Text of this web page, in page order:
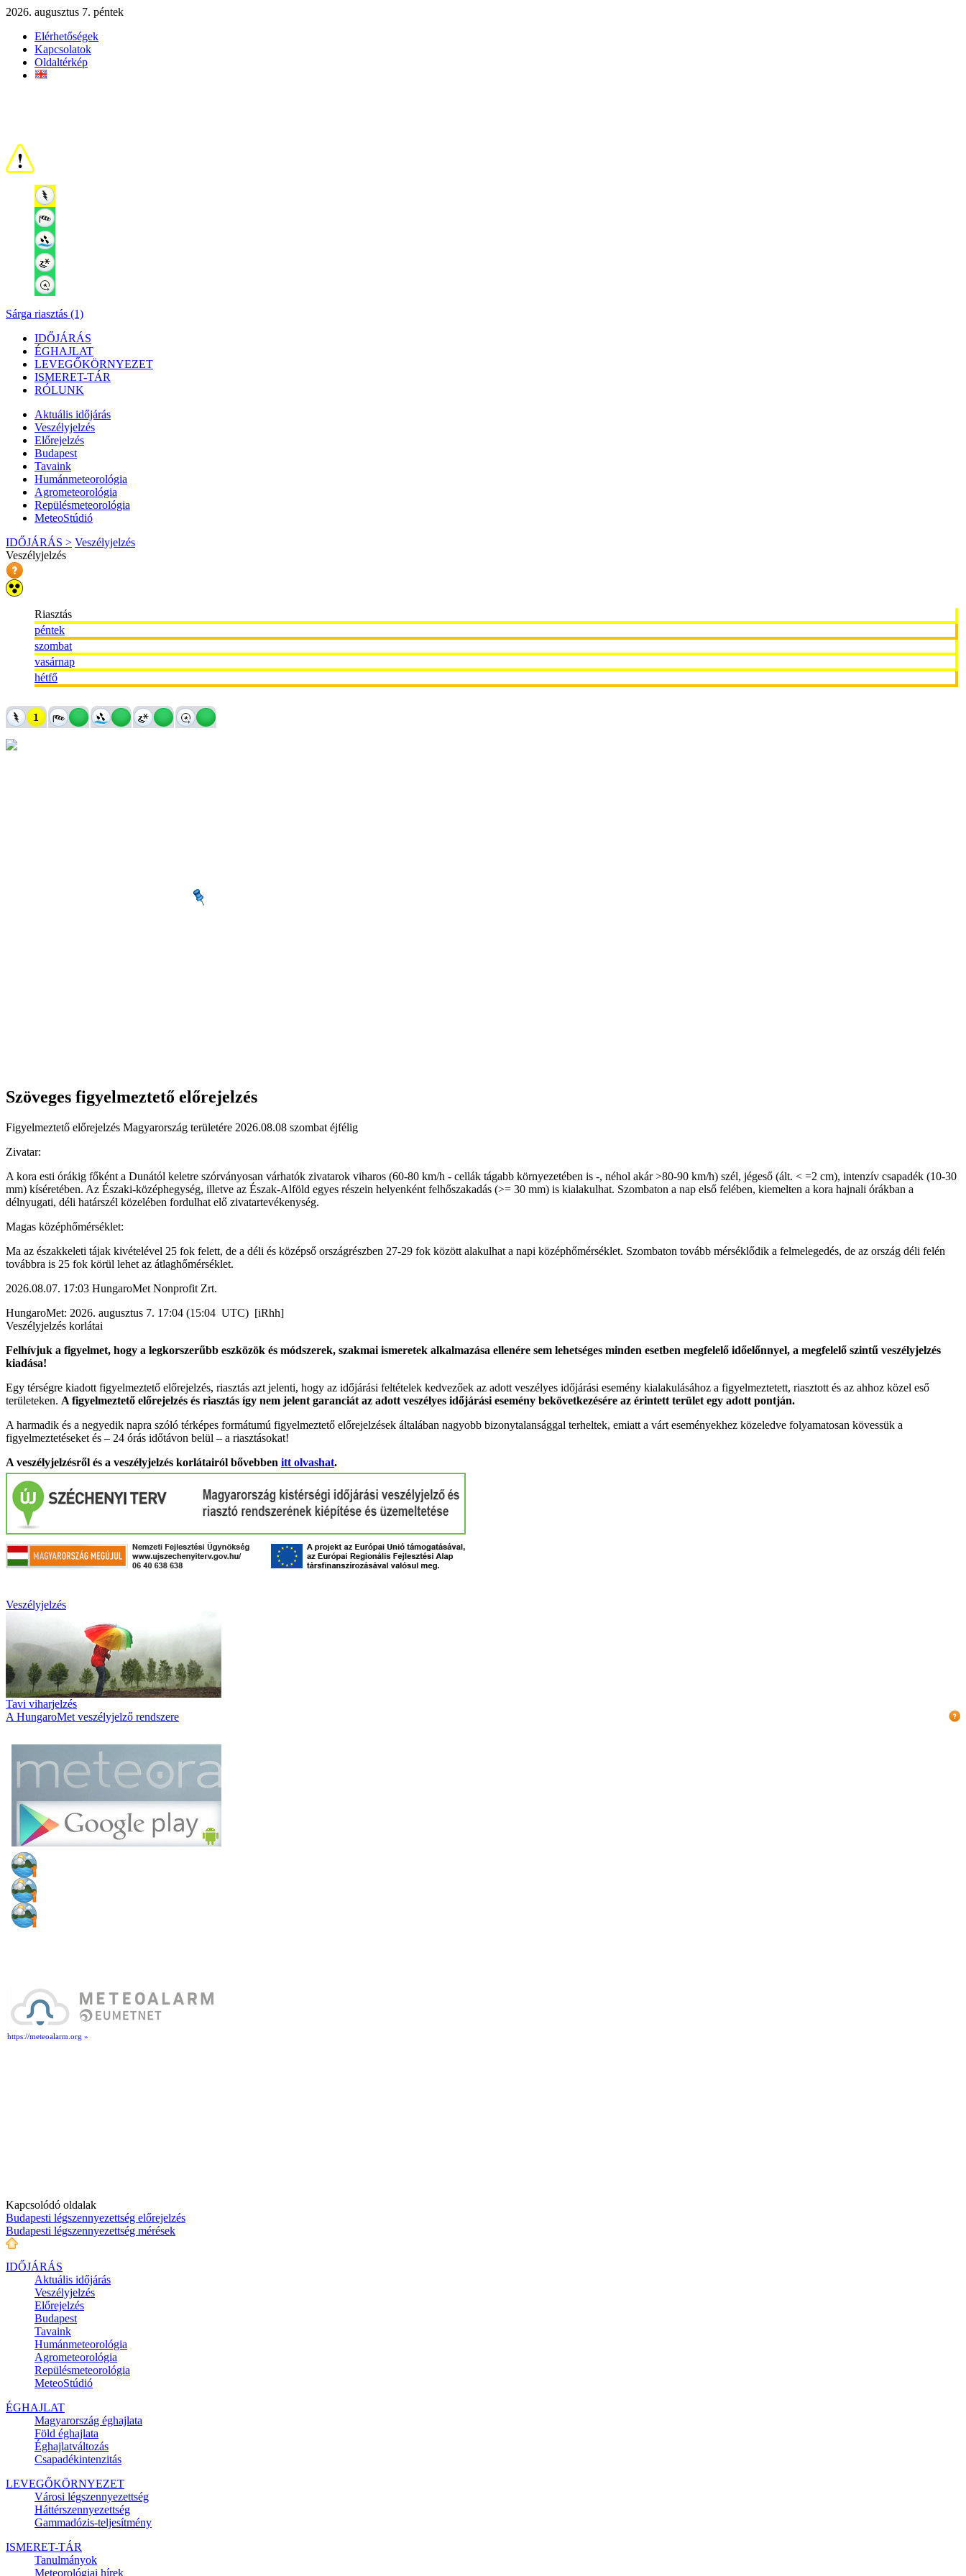
2026. augusztus 7. péntek
Elérhetőségek
Kapcsolatok
Oldaltérkép
Sárga riasztás (1)
IDŐJÁRÁS
ÉGHAJLAT
LEVEGŐKÖRNYEZET
ISMERET-TÁR
RÓLUNK
Aktuális időjárás
Veszélyjelzés
Előrejelzés
Budapest
Tavaink
Humánmeteorológia
Agrometeorológia
Repülésmeteorológia
MeteoStúdió
IDŐJÁRÁS > Veszélyjelzés
Veszélyjelzés
Riasztás
péntek
szombat
vasárnap
hétfő
Szöveges figyelmeztető előrejelzés
Figyelmeztető előrejelzés Magyarország területére 2026.08.08 szombat éjfélig
Zivatar:
A kora esti órákig főként a Dunától keletre szórványosan várhatók zivatarok viharos (60-80 km/h - cellák tágabb környezetében is -, néhol akár >80-90 km/h) szél, jégeső (ált. < =2 cm), intenzív csapadék (10-30
mm) kíséretében. Az Északi-középhegység, illetve az Észak-Alföld egyes részein helyenként felhőszakadás (>= 30 mm) is kialakulhat. Szombaton a nap első felében, kiemelten a kora hajnali órákban a
délnyugati, déli határszél közelében fordulhat elő zivatartevékenység.
Magas középhőmérséklet:
Ma az északkeleti tájak kivételével 25 fok felett, de a déli és középső országrészben 27-29 fok között alakulhat a napi középhőmérséklet. Szombaton tovább mérséklődik a felmelegedés, de az ország déli felén
továbbra is 25 fok körül lehet az átlaghőmérséklet.
2026.08.07. 17:03 HungaroMet Nonprofit Zrt.
HungaroMet: 2026. augusztus 7. 17:04 (15:04 UTC) [iRhh]
Veszélyjelzés korlátai
Felhívjuk a figyelmet, hogy a legkorszerűbb eszközök és módszerek, szakmai ismeretek alkalmazása ellenére sem lehetséges minden esetben megfelelő időelőnnyel, a megfelelő szintű veszélyjelzés
kiadása!
Egy térségre kiadott figyelmeztető előrejelzés, riasztás azt jelenti, hogy az időjárási feltételek kedvezőek az adott veszélyes időjárási esemény kialakulásához a figyelmeztetett, riasztott és az ahhoz közel eső
területeken. A figyelmeztető előrejelzés és riasztás így nem jelent garanciát az adott veszélyes időjárási esemény bekövetkezésére az érintett terület egy adott pontján.
A harmadik és a negyedik napra szóló térképes formátumú figyelmeztető előrejelzések általában nagyobb bizonytalansággal terheltek, emiatt a várt eseményekhez közeledve folyamatosan kövessük a
figyelmeztetéseket és – 24 órás időtávon belül – a riasztásokat!
A veszélyjelzésről és a veszélyjelzés korlátairól bővebben itt olvashat.
Veszélyjelzés
Tavi viharjelzés
A HungaroMet veszélyjelző rendszere
https://meteoalarm.org »
Kapcsolódó oldalak
Budapesti légszennyezettség előrejelzés
Budapesti légszennyezettség mérések
IDŐJÁRÁS
Aktuális időjárás
Veszélyjelzés
Előrejelzés
Budapest
Tavaink
Humánmeteorológia
Agrometeorológia
Repülésmeteorológia
MeteoStúdió
ÉGHAJLAT
Magyarország éghajlata
Föld éghajlata
Éghajlatváltozás
Csapadékintenzitás
LEVEGŐKÖRNYEZET
Városi légszennyezettség
Háttérszennyezettség
Gammadózis-teljesítmény
ISMERET-TÁR
Tanulmányok
Meteorológiai hírek